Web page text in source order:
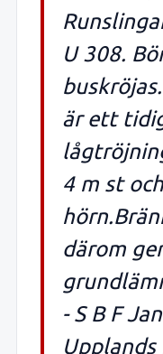
U 308.
är ett
4 m st
därom
- S B F